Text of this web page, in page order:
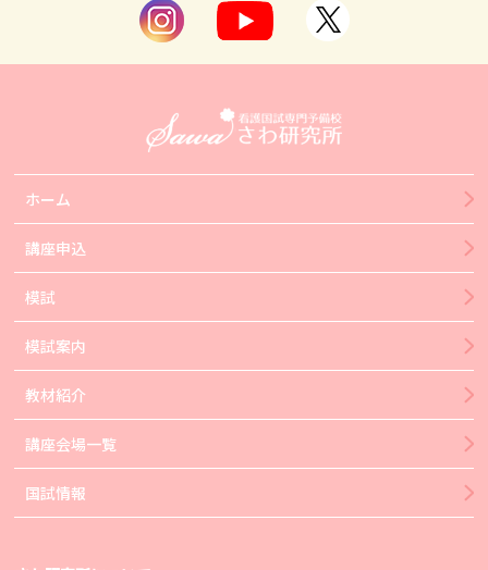
ホーム
講座申込
模試
模試案内
教材紹介
講座会場一覧
国試情報